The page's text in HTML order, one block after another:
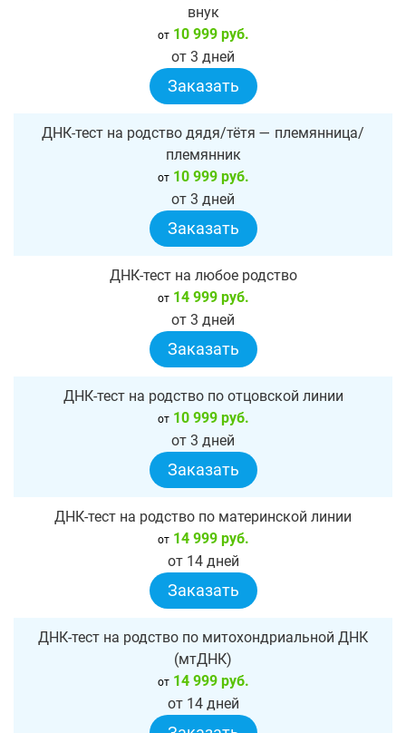
внук
от10 999 руб.
от 3 дней
Заказать
ДНК-тест на родство дядя/тётя — племянница/
племянник
от10 999 руб.
от 3 дней
Заказать
ДНК-тест на любое родство
от14 999 руб.
от 3 дней
Заказать
ДНК-тест на родство по отцовской линии
от10 999 руб.
от 3 дней
Заказать
ДНК-тест на родство по материнской линии
от14 999 руб.
от 14 дней
Заказать
ДНК-тест на родство по митохондриальной ДНК
(мтДНК)
от14 999 руб.
от 14 дней